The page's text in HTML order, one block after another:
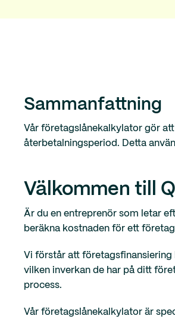
Sammanfattning
Vår företagslånekalkylator gör
återbetalningsperiod. Detta
Välkommen till
Är du en entreprenör som letar
beräkna kostnaden för ett
Vi förstår att företagsfinansiering
vilken inverkan de har på ditt
process.
Vår företagslånekalkylator är